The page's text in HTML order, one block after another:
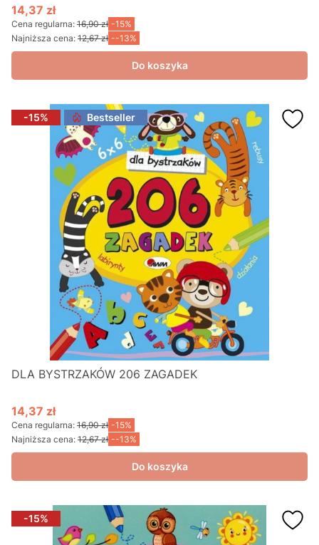
Cena promocyjna
14,37 zł
Cena regularna: 16,90 zł -15%
Najniższa cena: 12,67 zł --13%
Do koszyka
-15% Bestseller
DLA BYSTRZAKÓW 206 ZAGADEK
Cena promocyjna
14,37 zł
Cena regularna: 16,90 zł -15%
Najniższa cena: 12,67 zł --13%
Do koszyka
-15%